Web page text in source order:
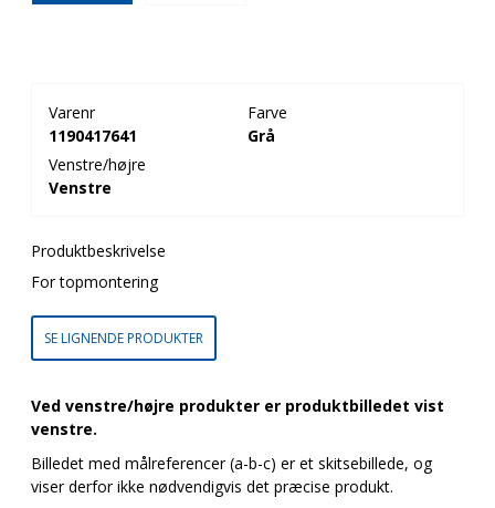
Varenr
1190417641
Farve
Grå
Venstre/højre
Venstre
Produktbeskrivelse
For topmontering
SE LIGNENDE PRODUKTER
Ved venstre/højre produkter er produktbilledet vist
venstre.
Billedet med målreferencer (a-b-c) er et skitsebillede, og
viser derfor ikke nødvendigvis det præcise produkt.